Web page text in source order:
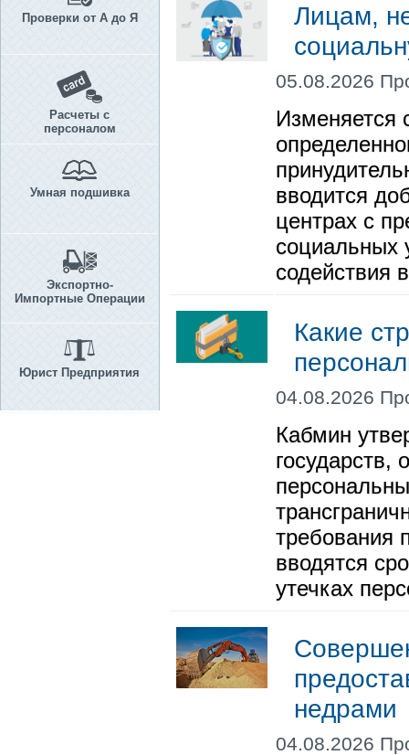
Проверки от А до Я
Расчеты с
персоналом
Умная подшивка
Экспортно-
Импортные Операции
Юрист Предприятия
Лицам,
05.08.2026
Изменяется
вводится
центрах с
социальных
содействия
Какие
04.08.2026
Кабмин
требования
вводятся
утечках
недрами
04.08.2026